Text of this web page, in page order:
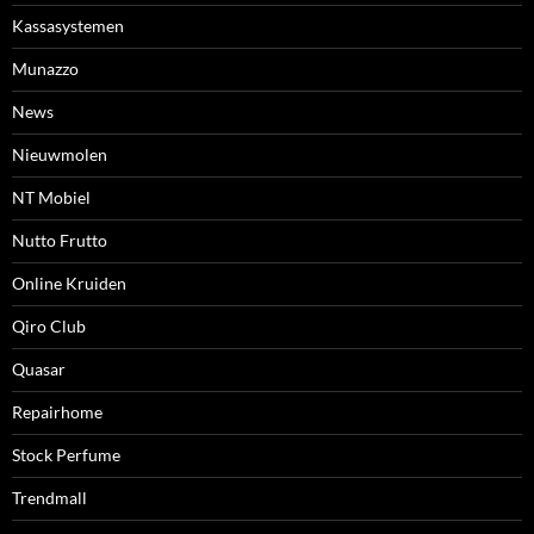
Kassasystemen
Munazzo
News
Nieuwmolen
NT Mobiel
Nutto Frutto
Online Kruiden
Qiro Club
Quasar
Repairhome
Stock Perfume
Trendmall